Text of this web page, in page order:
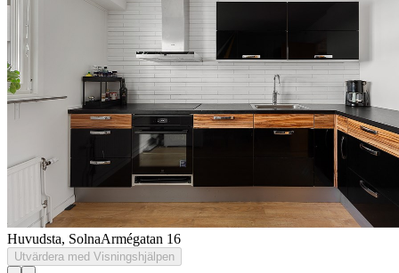
Huvudsta, SolnaArmégatan 16
Utvärdera med Visningshjälpen